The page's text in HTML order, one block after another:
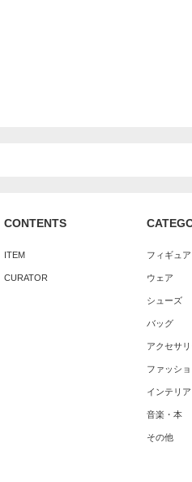
CONTENTS
ITEM
CURATOR
フィギュ
ウェア
シューズ
バッグ
アクセサ
ファッシ
インテリア
音楽・本
その他